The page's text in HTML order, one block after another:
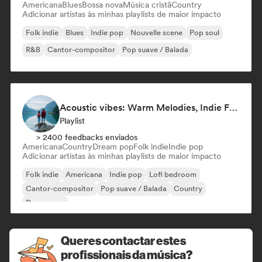
AmericanaBluesBossa novaMúsica cristãCountry
Adicionar artistas às minhas playlists de maior impacto
Folk indie Blues Indie pop Nouvelle scene
Pop soul
R&B
Cantor-compositor Pop suave / Balada
Acoustic vibes: Warm Melodies, Indie Folk & Singer-Songwriter 🏞️
Playlist
> 2400 feedbacks enviados
AmericanaCountryDream popFolk indieIndie pop
Adicionar artistas às minhas playlists de maior impacto
Folk indie Americana Indie pop
Lofi bedroom
Cantor-compositor
Pop suave / Balada
Country
Dream pop
Queres contactar estes
profissionais da música?